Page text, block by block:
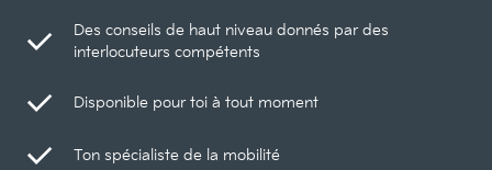
Des conseils de haut niveau donnés par des
interlocuteurs compétents
Disponible pour toi à tout moment
Ton spécialiste de la mobilité